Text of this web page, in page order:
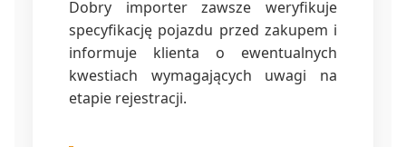
Dobry importer zawsze weryfikuje
specyfikację pojazdu przed zakupem i
informuje klienta o ewentualnych
kwestiach wymagających uwagi na
etapie rejestracji.